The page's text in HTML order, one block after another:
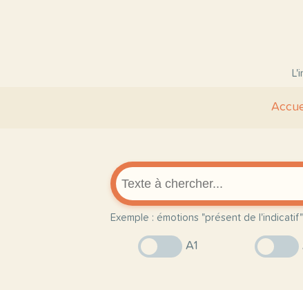
Exemple : émotions "présent de l'indicatif"
A1